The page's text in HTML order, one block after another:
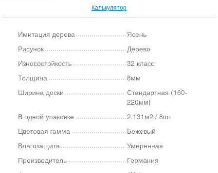
Калькулятор
Имитация дерева
Ясень
Рисунок
Дерево
Износостойкость
32 класс
Толщина
8мм
Ширина доски
Стандартная (160-
220мм)
В одной упаковке
2.131м2 / 8шт
Цветовая гамма
Бежевый
Влагозащита
Умеренная
Производитель
Германия